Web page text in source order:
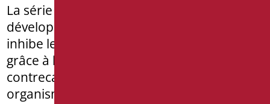
La série Bio-Goman est un nouveau
développement de revêtement unique qui
inhibe le développement des bactéries
grâce à l’action des ions d’argent qui
contrecarrent la croissance des micro-
organismes.